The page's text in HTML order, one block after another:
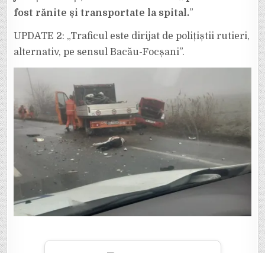
fost rănite și transportate la spital.”
UPDATE 2: „Traficul este dirijat de polițiștii rutieri,
alternativ, pe sensul Bacău-Focșani”.